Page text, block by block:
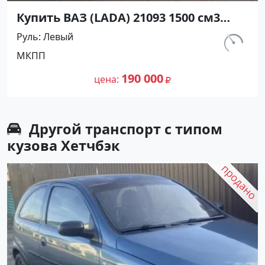
Купить ВАЗ (LADA) 21093 1500 см3
МКПП (70 л.с.) Бензин инжектор в
Ахтанизовская: цвет Белый Хетчбэк
1994 года по цене 190000 рублей,
объявление №26916 на сайте
км.
Руль Левый
МКПП
цена 190 000
Другой транспорт с типом
кузова Хетчбэк